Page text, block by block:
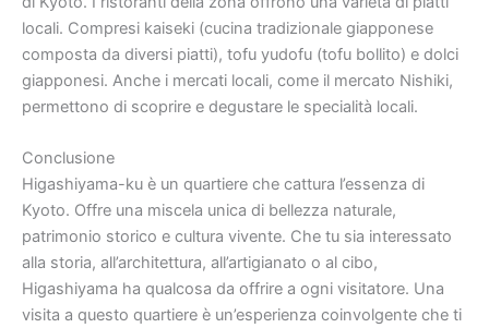
locali. Compresi kaiseki (cucina tradizionale giapponese
composta da diversi piatti), tofu yudofu (tofu bollito) e dolci
giapponesi. Anche i mercati locali, come il mercato Nishiki,
permettono di scoprire e degustare le specialità locali.
Conclusione
Higashiyama-ku è un quartiere che cattura l’essenza di
Kyoto. Offre una miscela unica di bellezza naturale,
patrimonio storico e cultura vivente. Che tu sia interessato
alla storia, all’architettura, all’artigianato o al cibo,
Higashiyama ha qualcosa da offrire a ogni visitatore. Una
visita a questo quartiere è un’esperienza coinvolgente che ti